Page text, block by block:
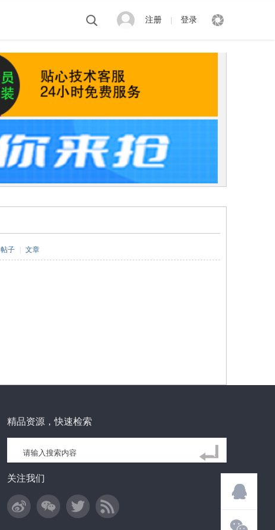
注册 登录
帖子 | 文章
精品资源，快速检索
关注我们